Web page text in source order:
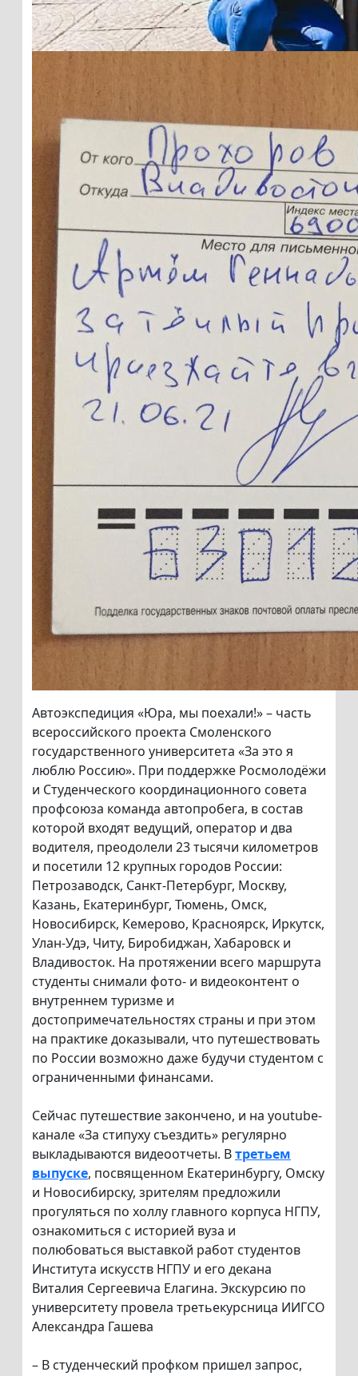
Автоэкспедиция «Юра, мы поехали!» – часть
всероссийского проекта Смоленского
государственного университета «За это я
люблю Россию». При поддержке Росмолодёжи
и Студенческого координационного совета
профсоюза команда автопробега, в состав
которой входят ведущий, оператор и два
водителя, преодолели 23 тысячи километров
и посетили 12 крупных городов России:
Петрозаводск, Санкт-Петербург, Москву,
Казань, Екатеринбург, Тюмень, Омск,
Новосибирск, Кемерово, Красноярск, Иркутск,
Улан-Удэ, Читу, Биробиджан, Хабаровск и
Владивосток. На протяжении всего маршрута
студенты снимали фото- и видеоконтент о
внутреннем туризме и
достопримечательностях страны и при этом
на практике доказывали, что путешествовать
по России возможно даже будучи студентом с
ограниченными финансами.
Сейчас путешествие закончено, и на youtube-
канале «За стипуху съездить» регулярно
выкладываются видеоотчеты. Втретьем
выпуске, посвященном Екатеринбургу, Омску
и Новосибирску, зрителям предложили
прогуляться по холлу главного корпуса НГПУ,
ознакомиться с историей вуза и
полюбоваться выставкой работ студентов
Института искусств НГПУ и его декана
Виталия Сергеевича Елагина. Экскурсию по
университету провела третьекурсница ИИГСО
Александра Гашева
– В студенческий профком пришел запрос,